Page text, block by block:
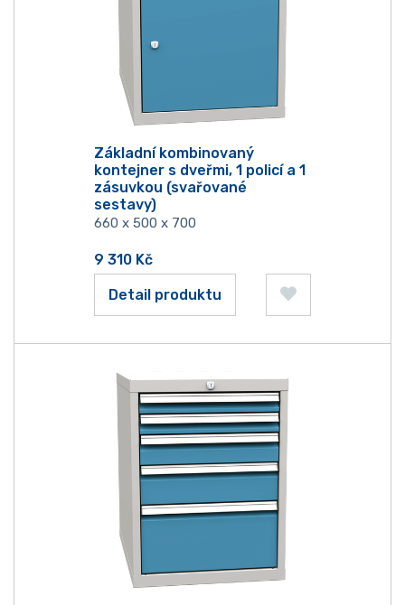
Základní kombinovaný
kontejner s dveřmi, 1 policí a 1
zásuvkou (svařované
sestavy)
660 x 500 x 700
9 310 Kč
Detail produktu